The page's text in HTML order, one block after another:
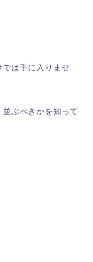
では手に入りませ
ぶべきかを知って